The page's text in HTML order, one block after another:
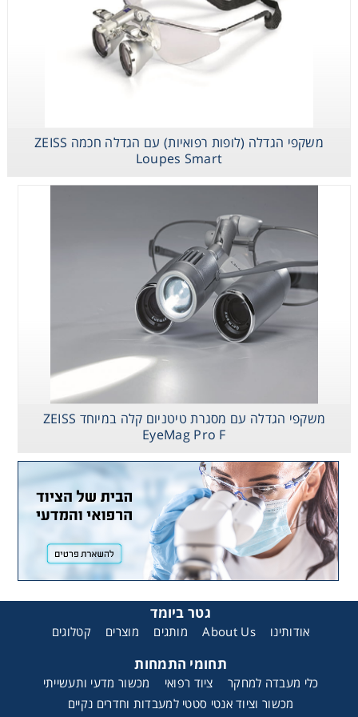
משקפי הגדלה (לופות רפואיות) עם הגדלה חכמה ZEISS
Loupes Smart
משקפי הגדלה עם מסגרת טיטניום קלה במיוחד ZEISS
EyeMag Pro F
גטר ביומד
אודותינו About Us מותגים מוצרים קטלוגים
תחומי התמחות
כלי מעבדה למחקר ציוד רפואי
מכשור מדעי ותעשייתי
מכשור וציוד אנטי סטטי למעבדות וחדרים נקיים